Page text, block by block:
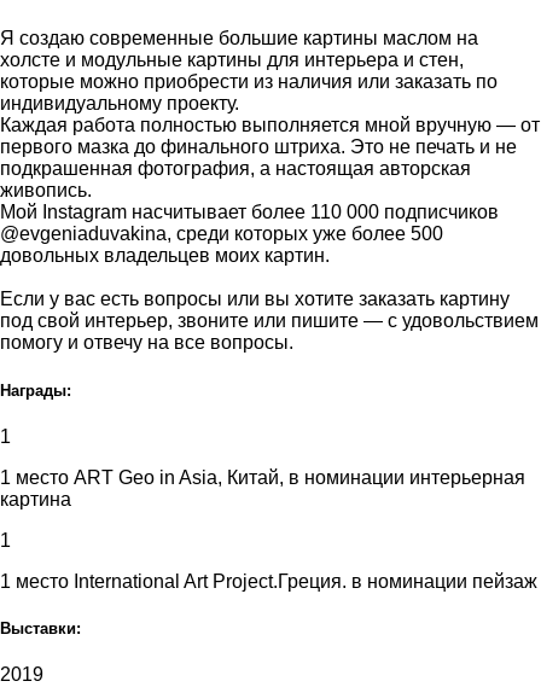
Я создаю современные большие картины маслом на
холсте и модульные картины для интерьера и стен,
которые можно приобрести из наличия или заказать по
индивидуальному проекту.
Каждая работа полностью выполняется мной вручную — от
первого мазка до финального штриха. Это не печать и не
подкрашенная фотография, а настоящая авторская
живопись.
Мой Instagram насчитывает более 110 000 подписчиков
@evgeniaduvakina, среди которых уже более 500
довольных владельцев моих картин.
Если у вас есть вопросы или вы хотите заказать картину
под свой интерьер, звоните или пишите — с удовольствием
помогу и отвечу на все вопросы.
Награды:
1
1 место ART Geo in Asia, Китай, в номинации интерьерная
картина
1
1 место International Art Project.Греция. в номинации пейзаж
Выставки:
2019